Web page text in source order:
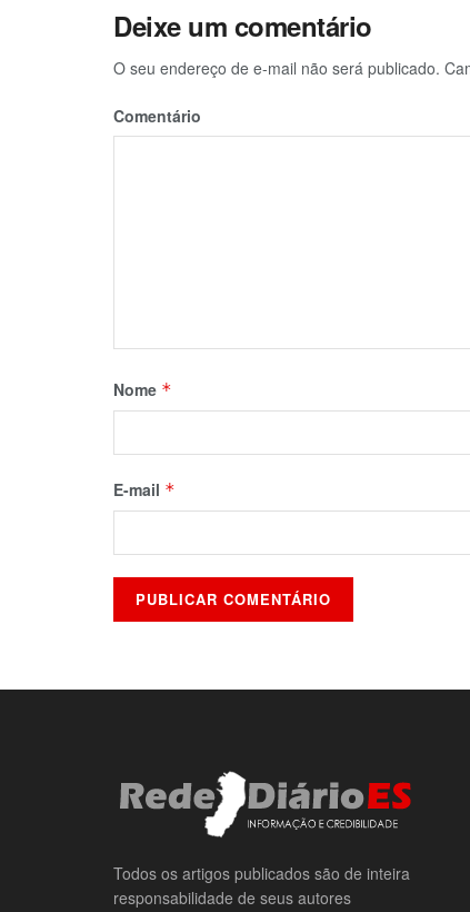
Deixe um comentário
O seu endereço de e-mail não será publicado.
Comentário
Nome *
E-mail *
Todos os artigos publicados são de inteira
responsabilidade de seus autores